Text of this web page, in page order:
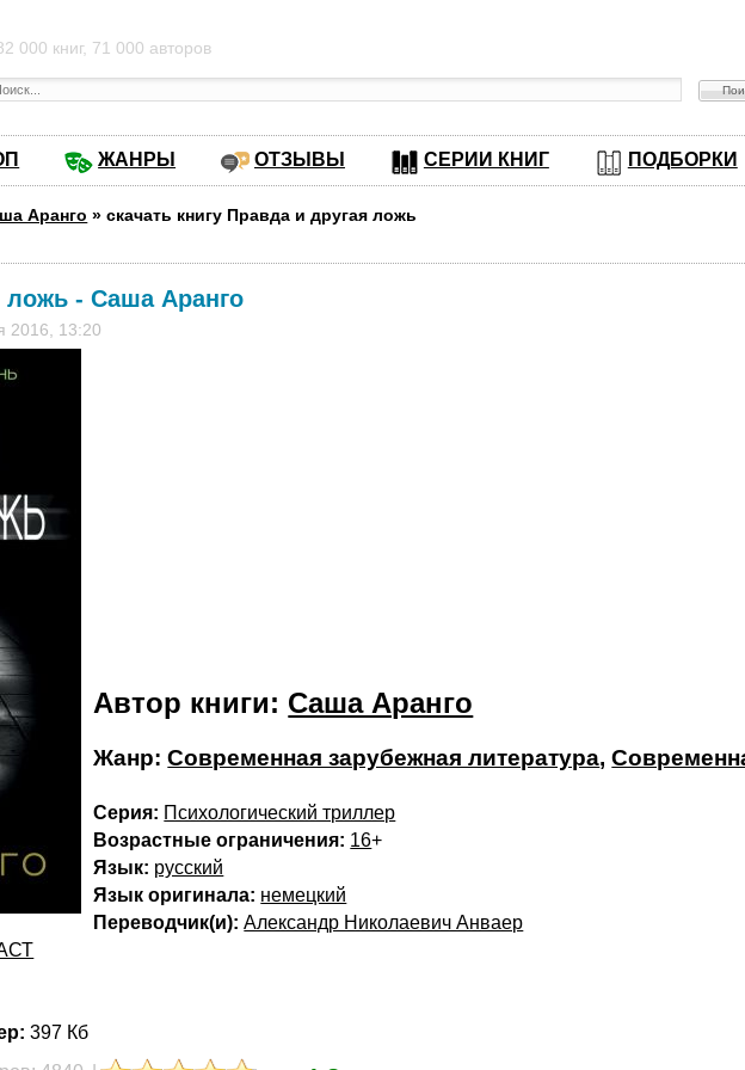
000 книг, 71 000 авторов
ЖАНРЫ ОТЗЫВЫ СЕРИИ КНИГ ПОДБОРКИ
Аранго »скачать книгу Правда и другая ложь
ложь -Саша Аранго
2016, 13:20
Автор книги: Саша Аранго
Жанр:Современная зарубежная литература,
Серия: Психологический триллер
Возрастные ограничения: 16+
Язык: русский
Язык оригинала: немецкий
Переводчик(и): Александр Николаевич Анваер
397 Кб